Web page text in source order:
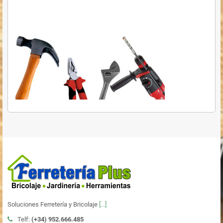
Soluciones Ferretería y Bricolaje [...]
Telf: (+34) 952.666.485